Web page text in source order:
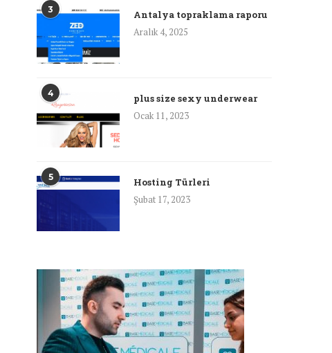
3
Antalya topraklama raporu
Aralık 4, 2025
4
plus size sexy underwear
Ocak 11, 2023
5
Hosting Türleri
Şubat 17, 2023